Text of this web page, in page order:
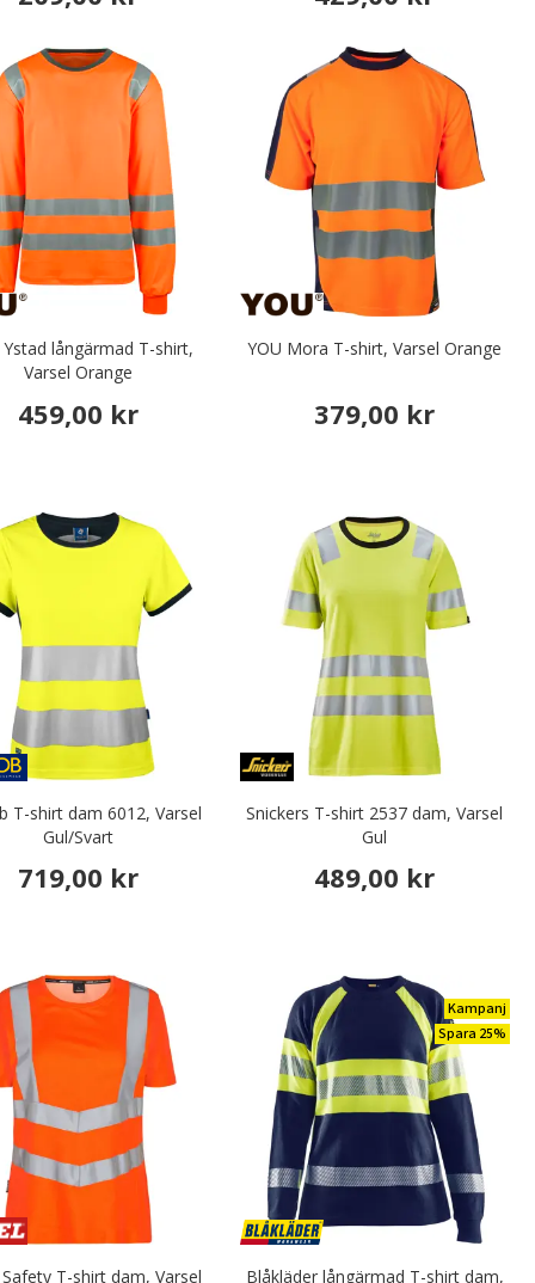
Ystad långärmad T-shirt,
Varsel Orange
459,00 kr
YOU Mora T-shirt, Varsel Orange
379,00 kr
T-shirt dam 6012, Varsel
Gul/Svart
719,00 kr
Snickers T-shirt 2537 dam, Varsel
Gul
489,00 kr
T-shirt dam, Varsel
Kampanj
Spara 25%
Blåkläder långärmad T-shirt dam,